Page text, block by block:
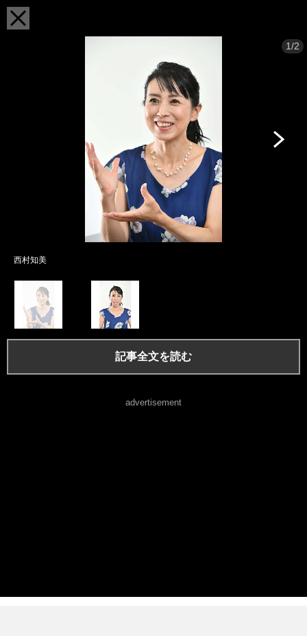
1/2
西村知美
記事全文を読む
advertisement